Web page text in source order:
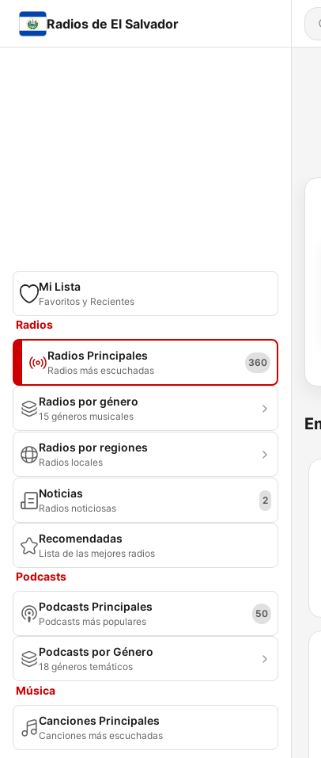
Radios de El Salvador
Mi Lista
Favoritos y Recientes
Radios
Radios Principales
Radios más escuchadas
360
Radios por género
15 géneros musicales
Radios por regiones
Radios locales
Noticias
Radios noticiosas
2
Recomendadas
Lista de las mejores radios
Podcasts
Podcasts Principales
Podcasts más populares
50
Podcasts por Género
18 géneros temáticos
Música
Canciones Principales
Canciones más escuchadas